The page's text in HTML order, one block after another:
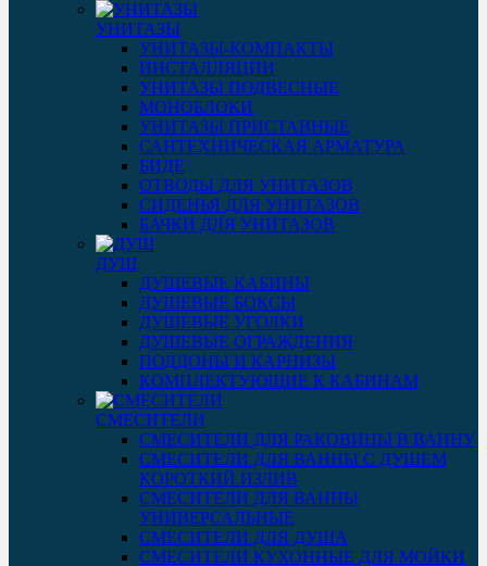
УНИТАЗЫ
УНИТАЗЫ-КОМПАКТЫ
ИНСТАЛЛЯЦИИ
УНИТАЗЫ ПОДВЕСНЫЕ
МОНОБЛОКИ
УНИТАЗЫ ПРИСТАВНЫЕ
САНТЕХНИЧЕСКАЯ АРМАТУРА
БИДЕ
ОТВОДЫ ДЛЯ УНИТАЗОВ
СИДЕНЬЯ ДЛЯ УНИТАЗОВ
БАЧКИ ДЛЯ УНИТАЗОВ
ДУШ
ДУШЕВЫЕ КАБИНЫ
ДУШЕВЫЕ БОКСЫ
ДУШЕВЫЕ УГОЛКИ
ДУШЕВЫЕ ОГРАЖДЕНИЯ
ПОДДОНЫ И КАРНИЗЫ
КОМПЛЕКТУЮЩИЕ К КАБИНАМ
СМЕСИТЕЛИ
СМЕСИТЕЛИ ДЛЯ РАКОВИНЫ В ВАННУ
СМЕСИТЕЛИ ДЛЯ ВАННЫ С ДУШЕМ
КОРОТКИЙ ИЗЛИВ
СМЕСИТЕЛИ ДЛЯ ВАННЫ
УНИВЕРСАЛЬНЫЕ
СМЕСИТЕЛИ ДЛЯ ДУША
СМЕСИТЕЛИ КУХОННЫЕ ДЛЯ МОЙКИ